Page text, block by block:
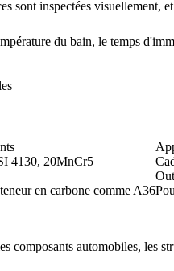
sont inspectées visuellement,
du bain, le temps
4130, 20MnCr5
en carbone comme A36
composants automobiles, les